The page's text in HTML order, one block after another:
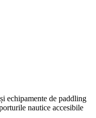
echipamente de paddling
nautice accesibile